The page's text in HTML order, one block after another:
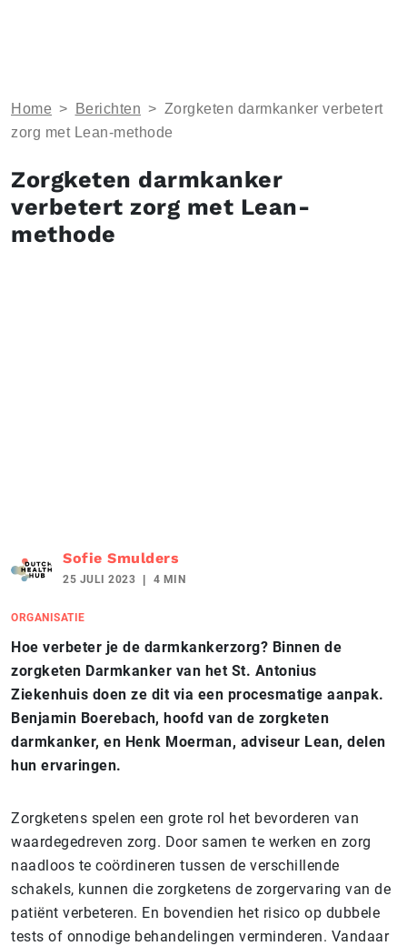
Home > Berichten > Zorgketen darmkanker verbetert
zorg met Lean-methode
Zorgketen darmkanker
verbetert zorg met Lean-
methode
Sofie Smulders
25 JULI 2023 4 MIN
ORGANISATIE
Hoe verbeter je de darmkankerzorg? Binnen de
zorgketen Darmkanker van het St. Antonius
Ziekenhuis doen ze dit via een procesmatige aanpak.
Benjamin Boerebach, hoofd van de zorgketen
darmkanker, en Henk Moerman, adviseur Lean, delen
hun ervaringen.
Zorgketens spelen een grote rol het bevorderen van
waardegedreven zorg. Door samen te werken en zorg
naadloos te coördineren tussen de verschillende
schakels, kunnen die zorgketens de zorgervaring van de
patiënt verbeteren. En bovendien het risico op dubbele
tests of onnodige behandelingen verminderen. Vandaar